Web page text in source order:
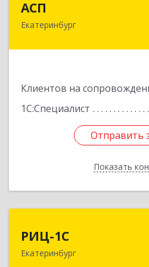
АСП
Екатеринбург
Клиентов на
1С:Специалист
Отправить
Показать
620075, Свердловская
Отправить
Назад
РИЦ-1С
Екатеринбург
620102, Свердловская